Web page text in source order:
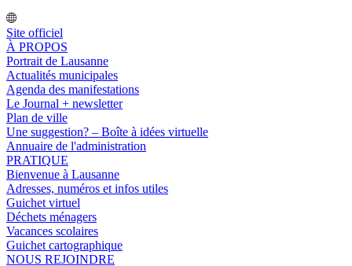
Site officiel
À PROPOS
Portrait de Lausanne
Actualités municipales
Agenda des manifestations
Le Journal + newsletter
Plan de ville
Une suggestion? – Boîte à idées virtuelle
Annuaire de l'administration
PRATIQUE
Bienvenue à Lausanne
Adresses, numéros et infos utiles
Guichet virtuel
Déchets ménagers
Vacances scolaires
Guichet cartographique
NOUS REJOINDRE